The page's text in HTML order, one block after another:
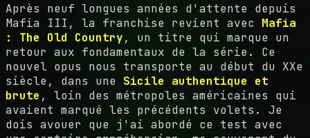
Après neuf longues années d'attente depuis
Mafia III, la franchise revient avec Mafia
: The Old Country, un titre qui marque un
retour aux fondamentaux de la série. Ce
nouvel opus nous transporte au début du XXe
siècle, dans une Sicile authentique et
brute , loin des métropoles américaines qui
avaient marqué les précédents volets. Je
dois avouer que j'ai abordé ce test avec